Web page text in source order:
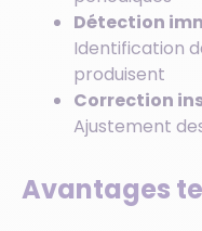
Détection
Identification
produisent
Correction
Ajustement
Avantages